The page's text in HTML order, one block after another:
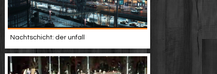
Nachtschicht: der unfall